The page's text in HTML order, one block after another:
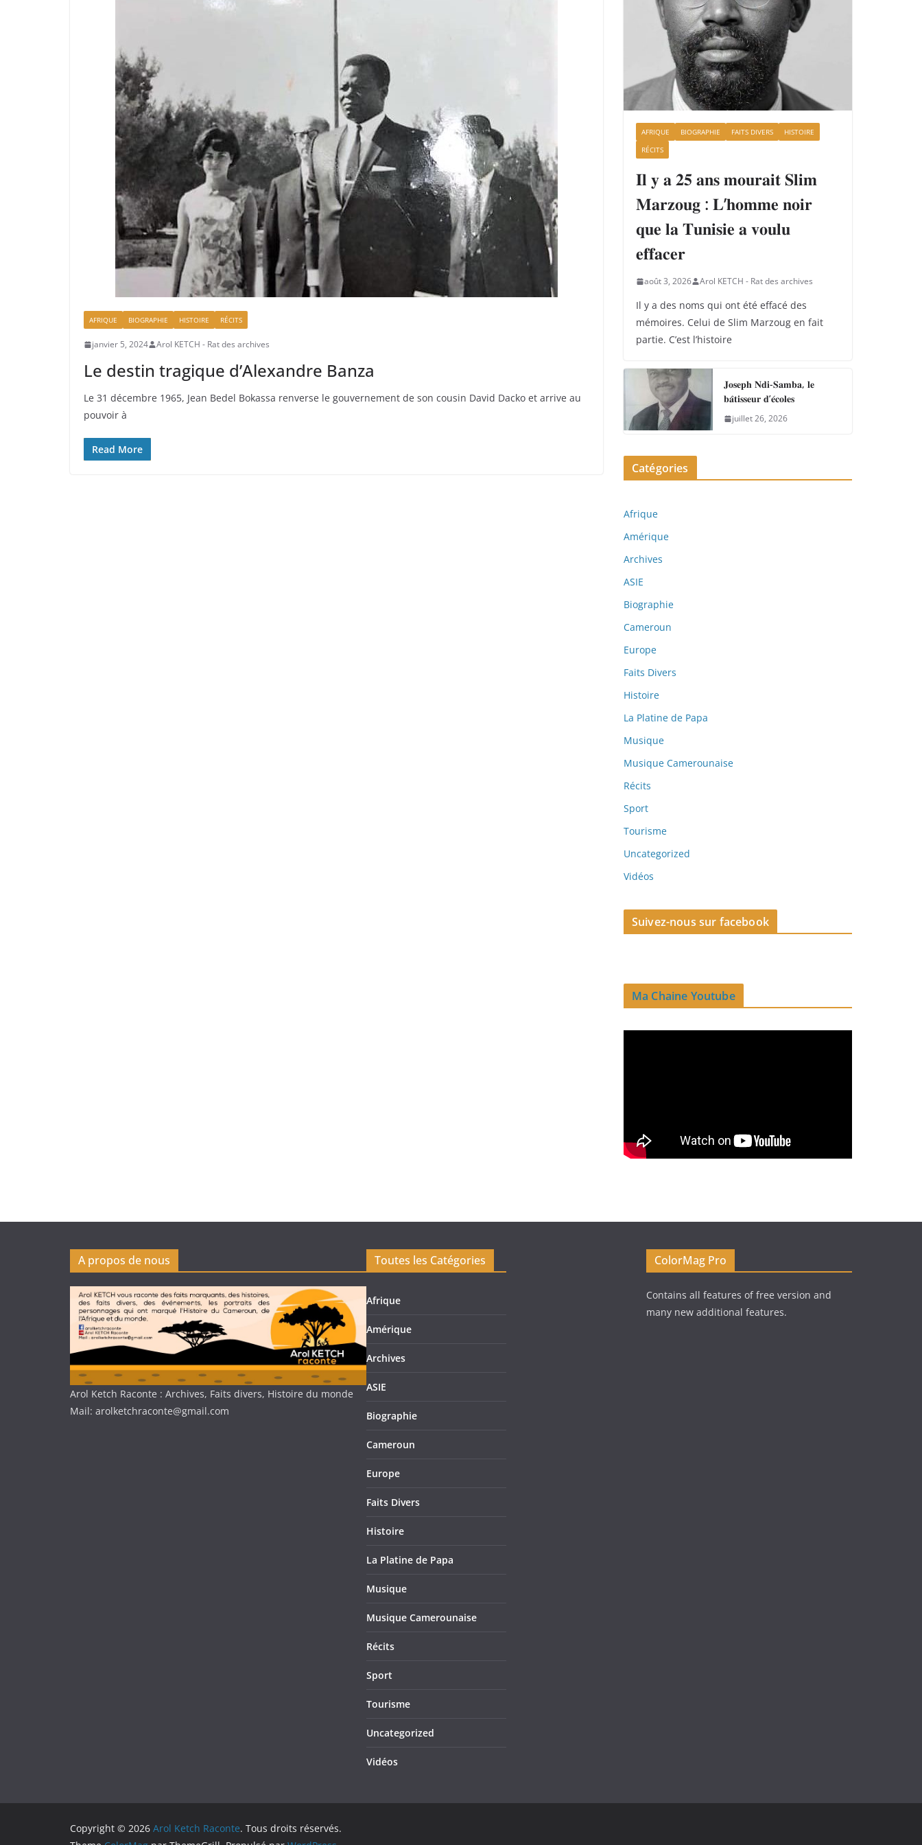
AFRIQUE BIOGRAPHIE HISTOIRE RÉCITS
janvier 5, 2024 Arol KETCH - Rat des archives
Le destin tragique d’Alexandre Banza
Le 31 décembre 1965, Jean Bedel Bokassa renverse le gouvernement de son cousin David Dacko et arrive au
pouvoir à
Read More
AFRIQUE BIOGRAPHIE FAITS DIVERS
HISTOIRE
RÉCITS
𝐈𝐥 𝐲 𝐚 𝟐𝟓 𝐚𝐧𝐬 𝐦𝐨𝐮𝐫𝐚𝐢𝐭 𝐒𝐥𝐢𝐦
𝐌𝐚𝐫𝐳𝐨𝐮𝐠 : 𝐋’𝐡𝐨𝐦𝐦𝐞 𝐧𝐨𝐢𝐫
𝐪𝐮𝐞 𝐥𝐚 𝐓𝐮𝐧𝐢𝐬𝐢𝐞 𝐚 𝐯𝐨𝐮𝐥𝐮
𝐞𝐟𝐟𝐚𝐜𝐞𝐫
août 3, 2026 Arol KETCH - Rat des archives
Il y a des noms qui ont été effacé des
mémoires. Celui de Slim Marzoug en fait
partie. C’est l’histoire
𝐉𝐨𝐬𝐞𝐩𝐡 𝐍𝐝𝐢-𝐒𝐚𝐦𝐛𝐚, 𝐥𝐞
𝐛𝐚̂𝐭𝐢𝐬𝐬𝐞𝐮𝐫 𝐝’𝐞́𝐜𝐨𝐥𝐞𝐬
juillet 26, 2026
Catégories
Afrique
Amérique
Archives
ASIE
Biographie
Cameroun
Europe
Faits Divers
Histoire
La Platine de Papa
Musique
Musique Camerounaise
Récits
Sport
Tourisme
Uncategorized
Vidéos
Suivez-nous sur facebook
Ma Chaine Youtube
A propos de nous
Arol Ketch Raconte : Archives, Faits divers, Histoire du monde
Mail: arolketchraconte@gmail.com
Toutes les Catégories
Afrique
Amérique
Archives
ASIE
Biographie
Cameroun
Europe
Faits Divers
Histoire
La Platine de Papa
Musique
Musique Camerounaise
Récits
Sport
Tourisme
Uncategorized
Vidéos
ColorMag Pro
Contains all features of free version and
many new additional features.
Copyright © 2026 Arol Ketch Raconte. Tous droits réservés.